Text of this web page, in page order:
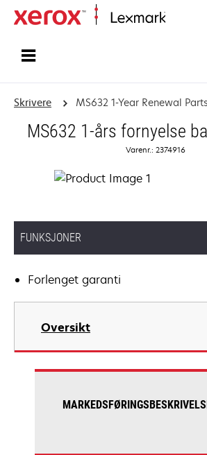
Skrivere MS632 1-Year Renewal
MS632 1-års fornyelse
Varenr.: 2374916
FUNKSJONER
Forlenget garanti
Oversikt